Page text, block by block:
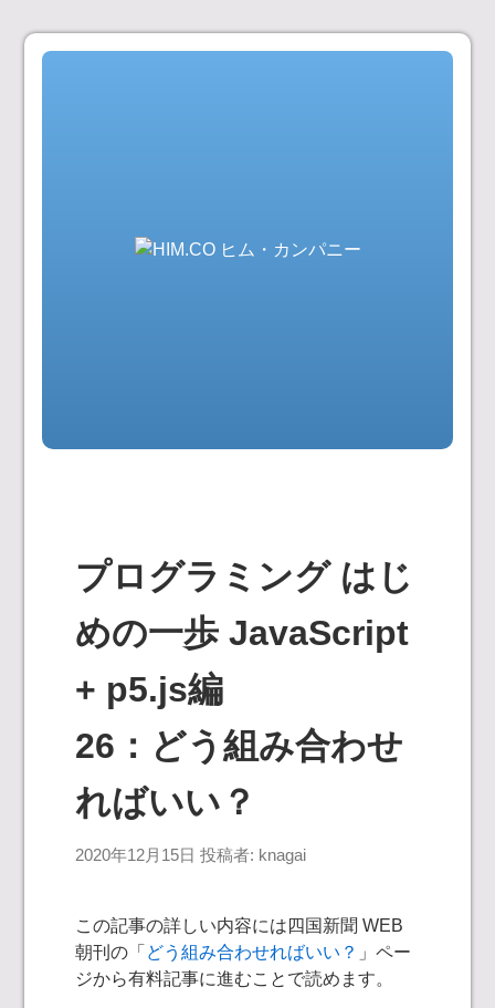
コ
プログラミング はじ
めの一歩 JavaScript
+ p5.js編
26：どう組み合わせ
ればいい？
2020年12月15日 投稿者: knagai
この記事の詳しい内容には四国新聞 WEB
朝刊の「 どう組み合わせればいい？ 」ペー
ジから有料記事に進むことで読めます。